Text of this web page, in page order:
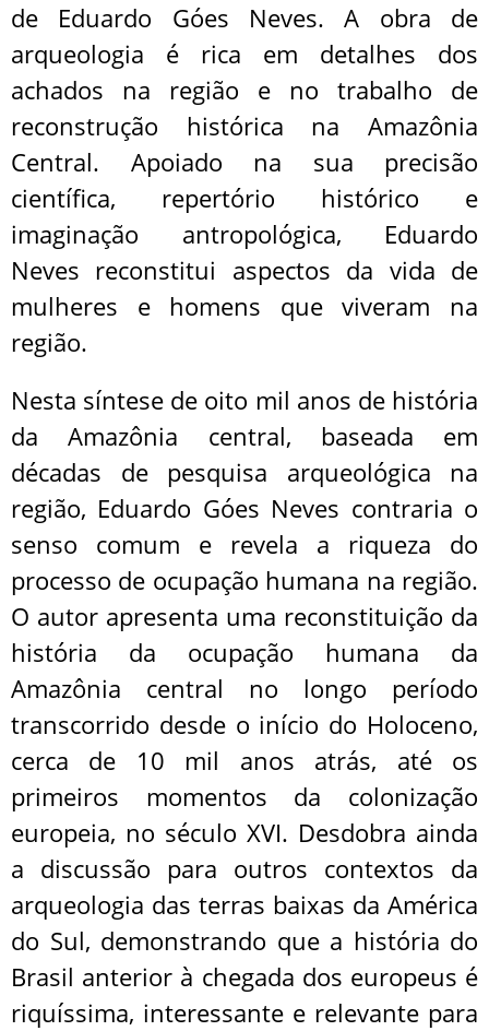
de Eduardo Góes Neves. A obra de
arqueologia é rica em detalhes dos
achados na região e no trabalho de
reconstrução histórica na Amazônia
Central. Apoiado na sua precisão
científica, repertório histórico e
imaginação antropológica, Eduardo
Neves reconstitui aspectos da vida de
mulheres e homens que viveram na
região.
Nesta síntese de oito mil anos de história
da Amazônia central, baseada em
décadas de pesquisa arqueológica na
região, Eduardo Góes Neves contraria o
senso comum e revela a riqueza do
processo de ocupação humana na região.
O autor apresenta uma reconstituição da
história da ocupação humana da
Amazônia central no longo período
transcorrido desde o início do Holoceno,
cerca de 10 mil anos atrás, até os
primeiros momentos da colonização
europeia, no século XVI. Desdobra ainda
a discussão para outros contextos da
arqueologia das terras baixas da América
do Sul, demonstrando que a história do
Brasil anterior à chegada dos europeus é
riquíssima, interessante e relevante para